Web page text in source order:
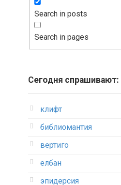
Search in posts
Search in pages
Сегодня спрашивают:
клифт
библиомантия
вертиго
елбан
эпидерсия